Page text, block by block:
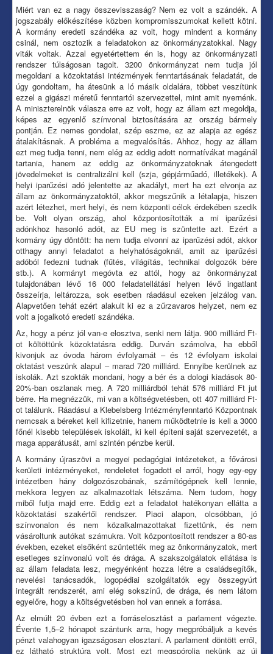
Miért van ez a nagy összevisszaság? Nem ez volt a szándék. A
jogszabály előkészítése közben kompromisszumokat kellett kötni.
A kormány eredeti szándéka az volt, hogy mindent a kormány
csinál, nem osztozik a feladatokon az önkormányzatokkal. Nagy
viták voltak. Azzal egyetértettem én is, hogy az önkormányzati
rendszer túlságosan tagolt. 3200 önkormányzat nem tudja jól
megoldani a közoktatási intézmények fenntartásának feladatát, de
úgy gondoltam, ha átesünk a ló másik oldalára, többet veszítünk
ezzel a gigászi méretű fenntartói szervezettel, mint amit nyernénk.
A miniszterelnök válasza erre az volt, hogy az állam ezt megoldja,
képes az egyenlő színvonal biztosítására az ország bármely
pontján. Ez nemes gondolat, szép eszme, ez az alapja az egész
átalakításnak. A probléma a megvalósítás. Ahhoz, hogy az állam
ezt meg tudja tenni, nem elég az eddig adott normatívákat magánál
tartania, hanem az eddig az önkormányzatoknak átengedett
jövedelmeket is centralizálni kell (szja, gépjárműadó, illetékek). A
helyi iparűzési adó jelentette az akadályt, mert ha ezt elvonja az
állam az önkormányzatoktól, akkor megszűnik a létalapja, hiszen
azért létezhet, mert helyi, és nem központi célok érdekében szedik
be. Volt olyan ország, ahol központosították a mi iparűzési
adónkhoz hasonló adót, az EU meg is szüntette azt. Ezért a
kormány úgy döntött: ha nem tudja elvonni az iparűzési adót, akkor
otthagy annyi feladatot a helyhatóságoknál, amit az iparűzési
adóból fedezni tudnak (fűtés, világítás, technikai dolgozók bére
stb.). A kormányt megóvta ez attól, hogy az önkormányzat
tulajdonában lévő 16 000 feladatellátási helyen lévő ingatlant
összeírja, leltározza, sok esetben ráadásul ezeken jelzálog van.
Alapvetően tehát ezért alakult ki ez a zűrzavaros helyzet, nem ez
volt a jogalkotó eredeti szándéka.
Az, hogy a pénz jól van-e elosztva, senki nem látja. 900 milliárd Ft-
ot költöttünk közoktatásra eddig. Durván számolva, ha ebből
kivonjuk az óvoda három évfolyamát – és 12 évfolyam iskolai
oktatást veszünk alapul – marad 720 milliárd. Ennyibe kerülnek az
iskolák. Azt szokták mondani, hogy a bér és a dologi kiadások 80-
20%-ban oszlanak meg. A 720 milliárdból tehát 576 milliárd Ft jut
bérre. Ha megnézzük, mi van a költségvetésben, ott 407 milliárd Ft-
ot találunk. Ráadásul a Klebelsberg Intézményfenntartó Központnak
nemcsak a béreket kell kifizetnie, hanem működtetnie is kell a 3000
főnél kisebb települések iskoláit, ki kell építeni saját szervezetét, a
maga apparátusát, ami szintén pénzbe kerül.
A kormány újraszövi a megyei pedagógiai intézeteket, a fővárosi
kerületi intézményeket, rendeletet fogadott el arról, hogy egy-egy
intézetben hány dolgozószobának, számítógépnek kell lennie,
mekkora legyen az alkalmazottak létszáma. Nem tudom, hogy
miből futja majd erre. Eddig ezt a feladatot hatékonyan ellátta a
közoktatási szakértői rendszer. Piaci alapon, olcsóbban, jó
színvonalon és nem közalkalmazottakat fizettünk, és nem
vásároltunk autókat számukra. Volt központosított rendszer a 80-as
években, ezeket elsőként szüntették meg az önkormányzatok, mert
esetleges színvonalú volt és drága. A szakszolgálatok ellátása is
az állam feladata lesz, megyénként hozza létre a családsegítők,
nevelési tanácsadók, logopédiai szolgáltatók egy összegyúrt
integrált rendszerét, ami elég sokszínű, de drága, és nem látom
egyelőre, hogy a költségvetésben hol van ennek a forrása.
Az elmúlt 20 évben ezt a forráselosztást a parlament végezte.
Évente 1,5–2 hónapot szántunk arra, hogy megpróbáljuk a kevés
pénzt valahogyan igazságosan elosztani. A parlament döntött erről,
ez látható struktúra volt. Most ezt megspórolja nekünk az új